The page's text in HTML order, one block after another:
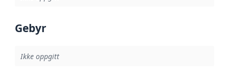
Gebyr
Ikke oppgitt